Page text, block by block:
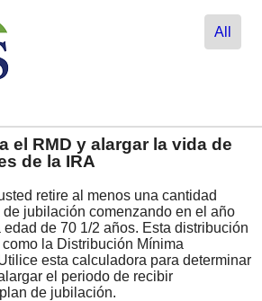
All
el RMD y alargar la vida de
de la IRA
retire al menos una cantidad
jubilación comenzando en el año
de 70 1/2 años. Esta distribución
la Distribución Mínima
esta calculadora para determinar
el periodo de recibir
de jubilación.